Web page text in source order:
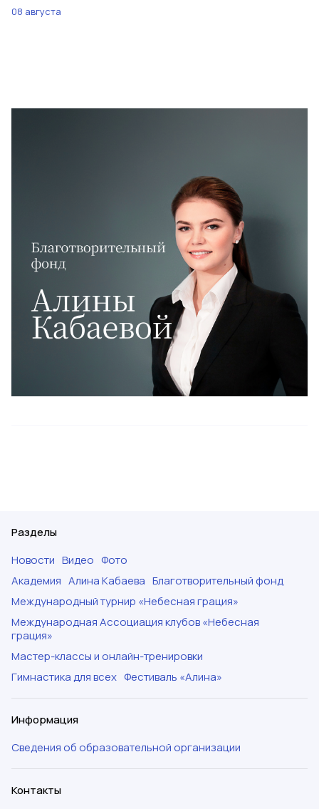
08 августа
Разделы
Новости Видео Фото
Академия Алина Кабаева Благотворительный фонд
Международный турнир «Небесная грация»
Международная Ассоциация клубов «Небесная
грация»
Мастер-классы и онлайн-тренировки
Гимнастика для всех Фестиваль «Алина»
Информация
Сведения об образовательной организации
Контакты